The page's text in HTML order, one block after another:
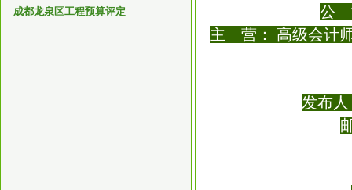
成都龙泉区工程预算评定
公
主 营： 高级会计
发布